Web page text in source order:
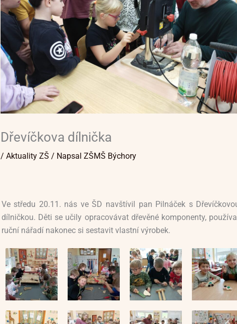
Dřevíčkova dílnička
/ Aktuality ZŠ / Napsal ZŠMŠ Býchory
Ve středu 20.11. nás ve ŠD navštívil pan Pilnáček s
dílničkou. Děti se učily opracovávat dřevěné komponenty,
ruční nářadí nakonec si sestavit vlastní výrobek.